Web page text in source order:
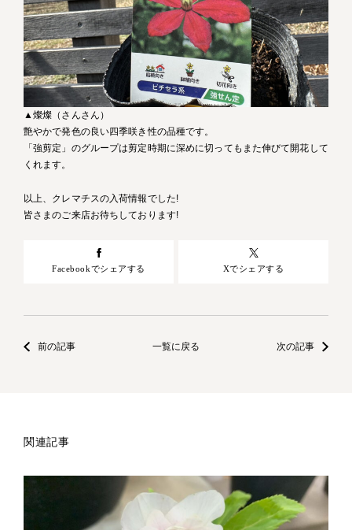
▲燦燦（さんさん）
艶やかで発色の良い四季咲き性の品種です。
「強剪定」のグループは剪定時期に深めに切ってもまた伸びて開花して
くれます。
以上、クレマチスの入荷情報でした!
皆さまのご来店お待ちしております!
Facebookでシェアする Xでシェアする
前の記事 一覧に戻る 次の記事
関連記事